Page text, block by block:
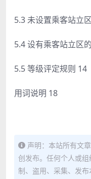
5.3 未设置乘客站立
5.4 设有乘客站立区
5.5 等级评定规则 14
用词说明 18
声明：本站所有文
创发布。任何个人或
制、盗用、采集、发